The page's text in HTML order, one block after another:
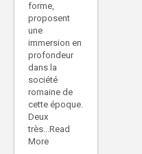
forme,
proposent
une
immersion en
profondeur
dans la
société
romaine de
cette époque.
Deux
très...Read
More